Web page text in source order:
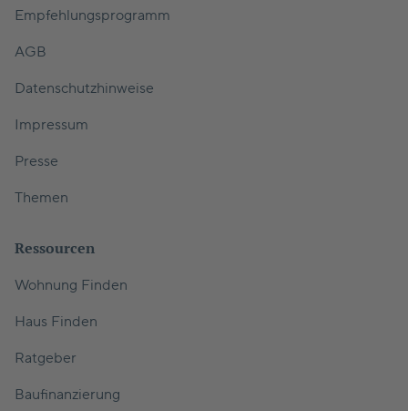
Empfehlungsprogramm
AGB
Datenschutzhinweise
Impressum
Presse
Themen
Ressourcen
Wohnung Finden
Haus Finden
Ratgeber
Baufinanzierung